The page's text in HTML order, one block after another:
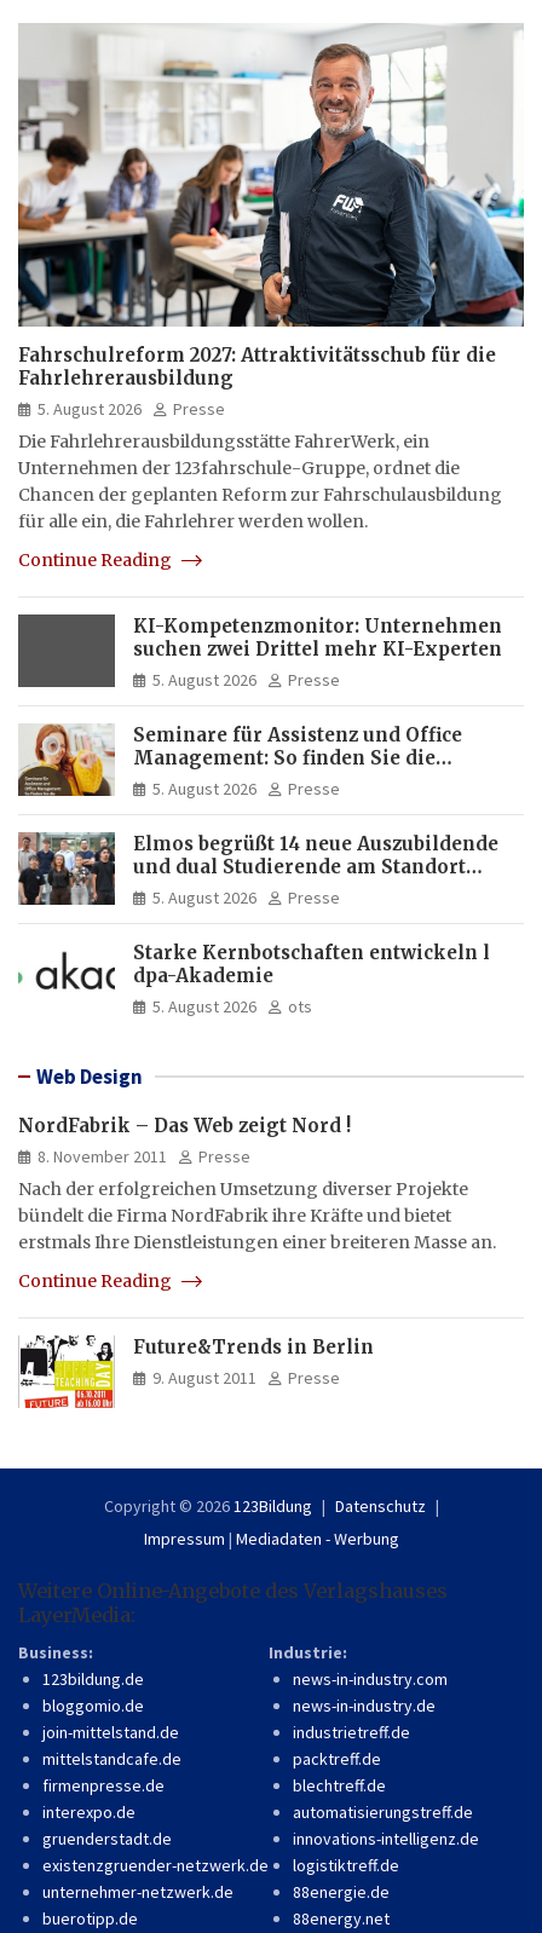
Fahrschulreform 2027: Attraktivitätsschub für die
Fahrlehrerausbildung
5. August 2026
Presse
Die Fahrlehrerausbildungsstätte FahrerWerk, ein
Unternehmen der 123fahrschule-Gruppe, ordnet die
Chancen der geplanten Reform zur Fahrschulausbildung
für alle ein, die Fahrlehrer werden wollen.
Continue Reading
KI-Kompetenzmonitor: Unternehmen
suchen zwei Drittel mehr KI-Experten
5. August 2026 Presse
Seminare für Assistenz und Office
Management: So finden Sie die
passende Weiterbildung
5. August 2026 Presse
Elmos begrüßt 14 neue Auszubildende
und dual Studierende am Standort
Dortmund
5. August 2026 Presse
Starke Kernbotschaften entwickeln l
dpa-Akademie
5. August 2026 ots
Web Design
NordFabrik – Das Web zeigt Nord !
8. November 2011
Presse
Nach der erfolgreichen Umsetzung diverser Projekte
bündelt die Firma NordFabrik ihre Kräfte und bietet
erstmals Ihre Dienstleistungen einer breiteren Masse an.
Continue Reading
Future&Trends in Berlin
9. August 2011 Presse
Copyright © 2026 123Bildung
Datenschutz
Impressum | Mediadaten - Werbung
Weitere Online-Angebote des Verlagshauses
LayerMedia:
Business:
123bildung.de
bloggomio.de
join-mittelstand.de
mittelstandcafe.de
firmenpresse.de
interexpo.de
gruenderstadt.de
existenzgruender-netzwerk.de
unternehmer-netzwerk.de
buerotipp.de
Industrie:
news-in-industry.com
news-in-industry.de
industrietreff.de
packtreff.de
blechtreff.de
automatisierungstreff.de
innovations-intelligenz.de
logistiktreff.de
88energie.de
88energy.net